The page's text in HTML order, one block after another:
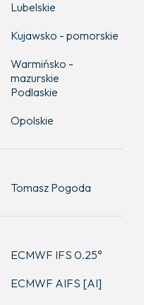
Lubelskie
Kujawsko - pomorskie
Warmińsko -
mazurskie
Podlaskie
Opolskie
Tomasz Pogoda
ECMWF IFS 0.25°
ECMWF AIFS [AI]